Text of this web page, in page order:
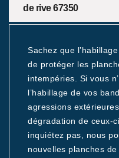
de rive 67350
Sachez que
de protéger les
intempéries. Si vous
l’habillage de vos
agressions
dégradation de ceux-
inquiétez pas, nous
nouvelles planches